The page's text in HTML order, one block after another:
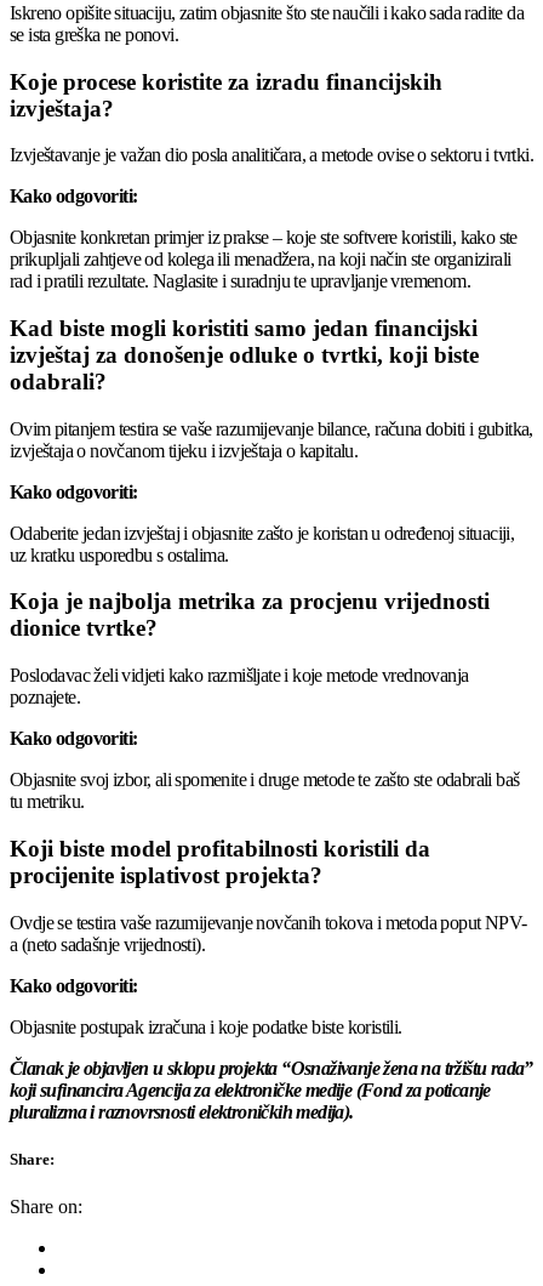
Iskreno opišite situaciju, zatim objasnite što ste naučili i kako sada radite da
se ista greška ne ponovi.
Koje procese koristite za izradu financijskih
izvještaja?
Izvještavanje je važan dio posla analitičara, a metode ovise o sektoru i tvrtki.
Kako odgovoriti:
Objasnite konkretan primjer iz prakse – koje ste softvere koristili, kako ste
prikupljali zahtjeve od kolega ili menadžera, na koji način ste organizirali
rad i pratili rezultate. Naglasite i suradnju te upravljanje vremenom.
Kad biste mogli koristiti samo jedan financijski
izvještaj za donošenje odluke o tvrtki, koji biste
odabrali?
Ovim pitanjem testira se vaše razumijevanje bilance, računa dobiti i gubitka,
izvještaja o novčanom tijeku i izvještaja o kapitalu.
Kako odgovoriti:
Odaberite jedan izvještaj i objasnite zašto je koristan u određenoj situaciji,
uz kratku usporedbu s ostalima.
Koja je najbolja metrika za procjenu vrijednosti
dionice tvrtke?
Poslodavac želi vidjeti kako razmišljate i koje metode vrednovanja
poznajete.
Kako odgovoriti:
Objasnite svoj izbor, ali spomenite i druge metode te zašto ste odabrali baš
tu metriku.
Koji biste model profitabilnosti koristili da
procijenite isplativost projekta?
Ovdje se testira vaše razumijevanje novčanih tokova i metoda poput NPV-
a (neto sadašnje vrijednosti).
Kako odgovoriti:
Objasnite postupak izračuna i koje podatke biste koristili.
Članak je objavljen u sklopu projekta “Osnaživanje žena na tržištu rada”
koji sufinancira Agencija za elektroničke medije (Fond za poticanje
pluralizma i raznovrsnosti elektroničkih medija).
Share:
Share on: